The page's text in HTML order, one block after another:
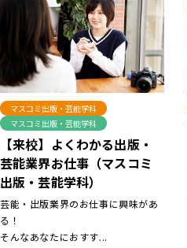
マスコミ出版・芸能学科
マスコミ出版・芸能学科
【来校】よくわかる出版・
芸能業界お仕事（マスコミ
出版・芸能学科）
芸能・出版業界のお仕事に興味があ
る！
そんなあなたにおすす...